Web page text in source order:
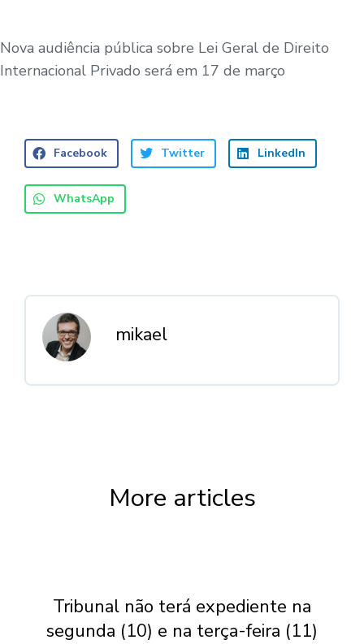
Nova audiência pública sobre Lei Geral de Direito
Internacional Privado será em 17 de março
Facebook Twitter LinkedIn
WhatsApp
mikael
More articles
Tribunal não terá expediente na
segunda (10) e na terça-feira (11)